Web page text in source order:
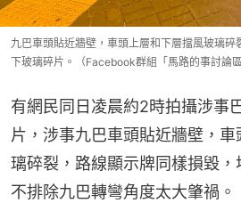
九巴車頭貼近牆壁，車頭上層和下層擋風玻璃
下玻璃碎片。（Facebook群組「馬路的事討論區
有網民同日凌晨約2時拍攝涉事
片，涉事九巴車頭貼近牆壁，
璃碎裂，路線顯示牌同樣損毀，
不排除九巴轉彎角度太大肇禍。